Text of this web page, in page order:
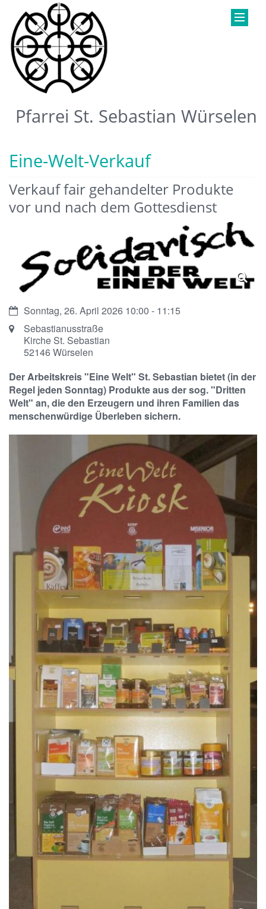
Pfarrei St. Sebastian Würselen
Eine-Welt-Verkauf
Verkauf fair gehandelter Produkte
vor und nach dem Gottesdienst
Datum:Sonntag, 26. April 2026 10:00 - 11:15
Ort: Sebastianusstraße
Kirche St. Sebastian
52146Würselen
Der Arbeitskreis "Eine Welt" St. Sebastian bietet (in der
Regel jeden Sonntag) Produkte aus der sog. "Dritten
Welt" an, die den Erzeugern und ihren Familien das
menschenwürdige Überleben sichern.